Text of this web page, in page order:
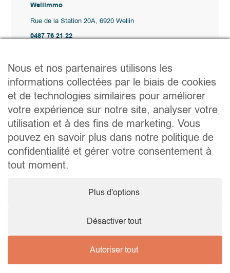
Wellimmo
Rue de la Station 20A, 6920 Wellin
0487 76 21 22
Acheter
Louer
Vendre
Contact
Liens utiles
Conseils pratiques pour vendre ou louer
Préparer un déménagement
Documents utiles
Notaire.be
Agent immobilier courtier, agrégation octroyée en Belgique
Protection des données personnelles•Mentions légales•Cookies
Nous et nos partenaires utilisons les
informations collectées par le biais de cookies
et de technologies similaires pour améliorer
votre expérience sur notre site, analyser votre
utilisation et à des fins de marketing. Vous
pouvez en savoir plus dans notre politique de
confidentialité et gérer votre consentement à
tout moment.
Plus d'options
Désactiver tout
Autoriser tout